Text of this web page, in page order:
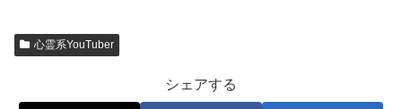
心霊系YouTuber
シェアする